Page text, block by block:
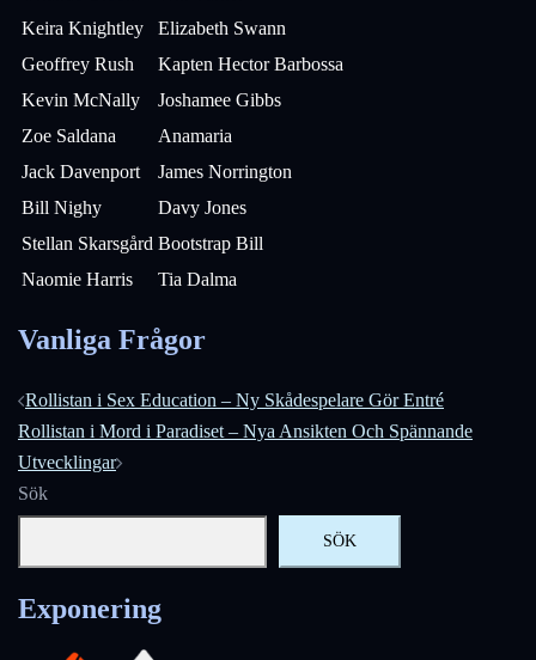
Keira Knightley
Elizabeth Swann
Geoffrey Rush
Kapten Hector Barbossa
Kevin McNally
Joshamee Gibbs
Zoe Saldana
Anamaria
Jack Davenport
James Norrington
Bill Nighy
Davy Jones
Stellan Skarsgård Bootstrap Bill
Naomie Harris
Tia Dalma
Vanliga Frågor
Inläggsnavigering
Rollistan i Sex Education – Ny Skådespelare Gör Entré
Rollistan i Mord i Paradiset – Nya Ansikten Och Spännande
Utvecklingar
Sök
SÖK
Exponering